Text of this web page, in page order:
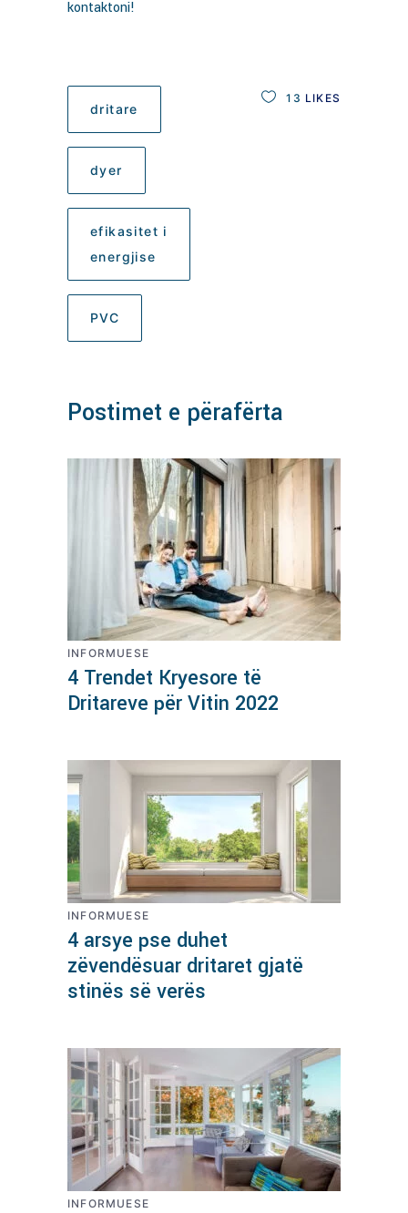
kontaktoni!
dritare
dyer
efikasitet i
energjise
PVC
13 LIKES
Postimet e përafërta
INFORMUESE
4 Trendet Kryesore të
Dritareve për Vitin 2022
INFORMUESE
4 arsye pse duhet
zëvendësuar dritaret gjatë
stinës së verës
INFORMUESE